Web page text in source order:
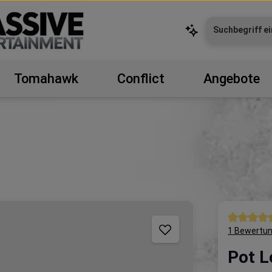
Tomahawk Conflict Angebote
1
Pot